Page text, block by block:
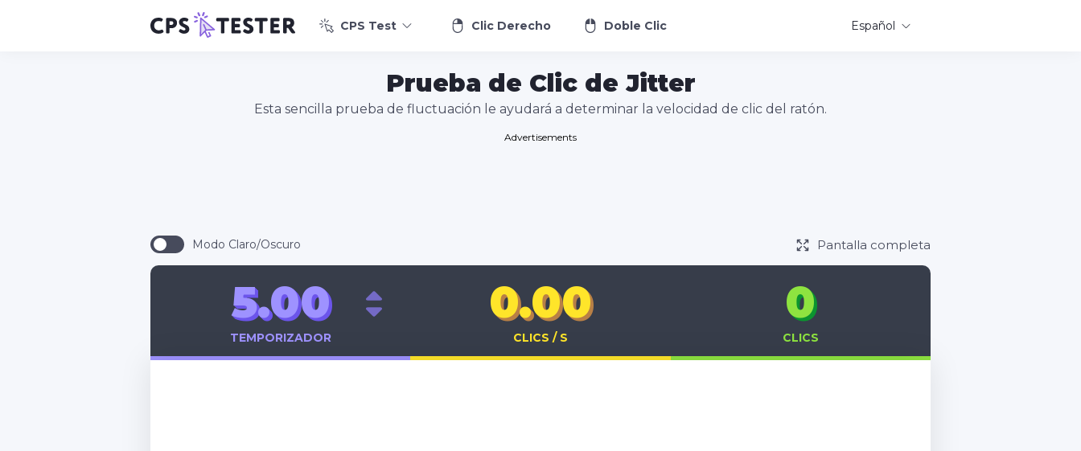
CPS Test Clic Derecho Doble Clic Español
Prueba de Clic de Jitter
Esta sencilla prueba de fluctuación le ayudará a determinar la velocidad de clic del ratón.
Advertisements
Modo Claro/Oscuro Pantalla completa
5.00
TEMPORIZADOR
0.00
CLICS / S
0
CLICS